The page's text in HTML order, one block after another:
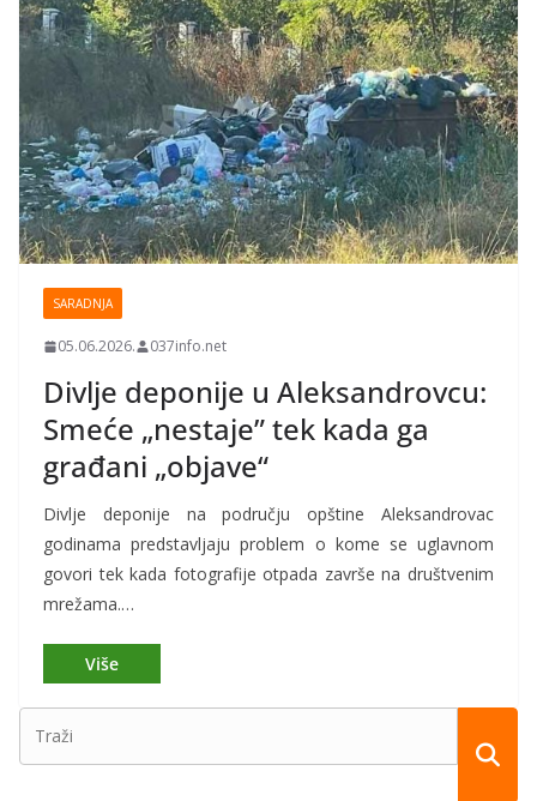
SARADNJA
05.06.2026. 037info.net
Divlje deponije u Aleksandrovcu:
Smeće „nestaje” tek kada ga
građani „objave“
Divlje deponije na području opštine Aleksandrovac
godinama predstavljaju problem o kome se uglavnom
govori tek kada fotografije otpada završe na društvenim
mrežama.…